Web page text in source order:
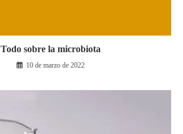
Todo sobre la microbiota
10 de marzo de 2022